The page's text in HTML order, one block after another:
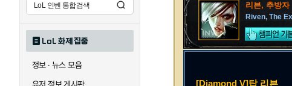
LoL 화제 집중
정보 · 뉴스 모음
리븐, 추방자
Riven, The
[Diamond V]탑 리븐